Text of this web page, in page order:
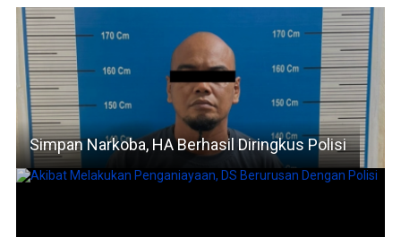
Simpan Narkoba, HA Berhasil Diringkus Polisi